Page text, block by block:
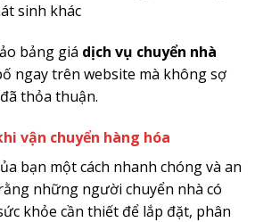
sinh khác
bảng giá dịch vụ chuyển nhà
ngay trên website mà không sợ
thỏa thuận.
vận chuyển hàng hóa
bạn một cách nhanh chóng và an
những người chuyển nhà có
khỏe cần thiết để lắp đặt, phân